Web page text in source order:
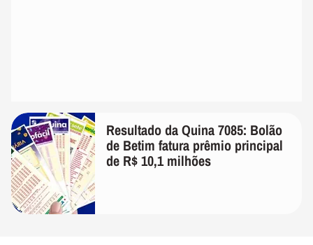
Resultado da Quina 7085: Bolão
de Betim fatura prêmio principal
de R$ 10,1 milhões